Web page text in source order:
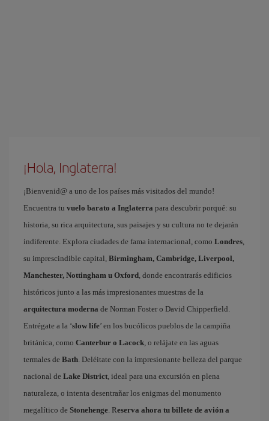
¡Hola, Inglaterra!
¡Bienvenid@ a uno de los países más visitados del mundo!
Encuentra tu vuelo barato a Inglaterra para descubrir porqué: su
historia, su rica arquitectura, sus paisajes y su cultura no te dejarán
indiferente. Explora ciudades de fama internacional, como Londres
su imprescindible capital, Birmingham, Cambridge, Liverpool,
Manchester, Nottingham u Oxford , donde encontrarás edificios
históricos junto a las más impresionantes muestras de la
arquitectura moderna de Norman Foster o David Chipperfield.
Entrégate a la ‘slow life’ en los bucólicos pueblos de la campiña
británica, como Canterbur o Lacock , o relájate en las aguas
termales de Bath . Deléitate con la impresionante belleza del parque
nacional de Lake District , ideal para una excursión en plena
naturaleza, o intenta desentrañar los enigmas del monumento
megalítico de Stonehenge . Reserva ahora tu billete de avión a